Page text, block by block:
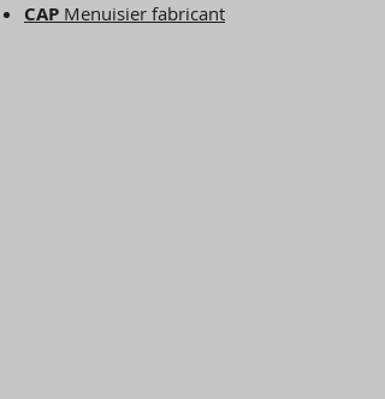
CAP Menuisier fabricant